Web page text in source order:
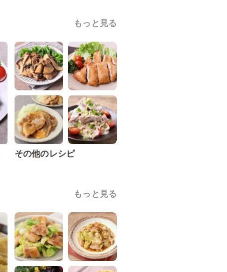
もっと見る
その他のレシピ
もっと見る